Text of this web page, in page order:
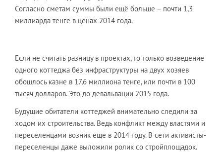
Согласно сметам суммы были ещё больше – почти 1,3
миллиарда тенге в ценах 2014 года.
Если не считать разницу в проектах, то только возведение
одного коттеджа без инфраструктуры на двух хозяев
обошлось казне в 17,6 миллиона тенге, или почти в 100
тысяч долларов. Это до девальвации 2015 года.
Будущие обитатели коттеджей внимательно следили за
ходом их строительства. Ведь конфликт между властями и
переселенцами возник ещё в 2014 году. В сети активисты-
переселенцы даже выложили ролик со стройплощадок.